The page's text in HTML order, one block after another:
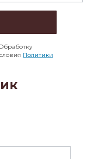
Политики